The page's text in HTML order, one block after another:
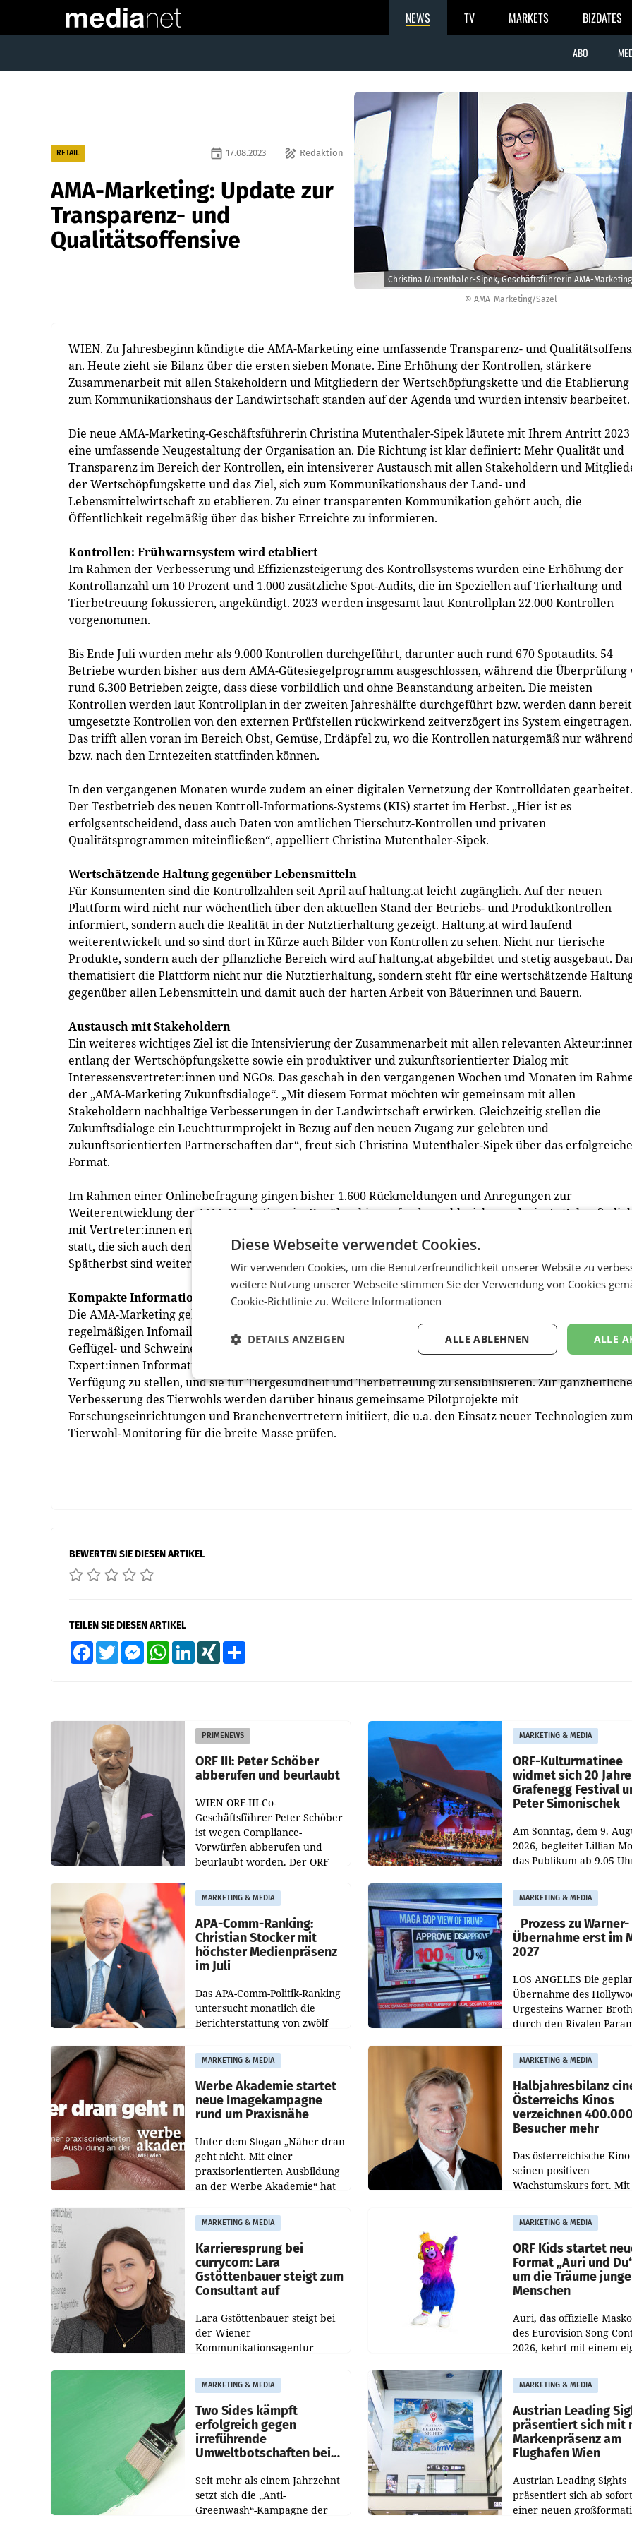
NEWS TV MARKETS BIZDATES
ABO
© AMA-Marketing/Sazel
Christina Mutenthaler-Sipek, Geschäftsführerin AMA-
RETAIL draw Redaktion
event 17.08.2023
AMA-Marketing: Update zur
Transparenz- und
Qualitätsoffensive
WIEN. Zu Jahresbeginn kündigte die AMA-Marketing eine umfassende Transparenz- und
an. Heute zieht sie Bilanz über die ersten sieben Monate. Eine Erhöhung der Kontrollen, stärkere
Zusammenarbeit mit allen Stakeholdern und Mitgliedern der Wertschöpfungskette und die Etablierung
zum Kommunikationshaus der Landwirtschaft standen auf der Agenda und wurden intensiv bearbeitet.
Die neue AMA-Marketing-Geschäftsführerin Christina Mutenthaler-Sipek läutete mit Ihrem Antritt 2023
eine umfassende Neugestaltung der Organisation an. Die Richtung ist klar definiert: Mehr Qualität und
Transparenz im Bereich der Kontrollen, ein intensiverer Austausch mit allen Stakeholdern und
der Wertschöpfungskette und das Ziel, sich zum Kommunikationshaus der Land- und
Lebensmittelwirtschaft zu etablieren. Zu einer transparenten Kommunikation gehört auch, die
Öffentlichkeit regelmäßig über das bisher Erreichte zu informieren.
Kontrollen: Frühwarnsystem wird etabliert
Im Rahmen der Verbesserung und Effizienzsteigerung des Kontrollsystems wurden eine Erhöhung der
Kontrollanzahl um 10 Prozent und 1.000 zusätzliche Spot-Audits, die im Speziellen auf Tierhaltung und
Tierbetreuung fokussieren, angekündigt. 2023 werden insgesamt laut Kontrollplan 22.000 Kontrollen
vorgenommen.
Bis Ende Juli wurden mehr als 9.000 Kontrollen durchgeführt, darunter auch rund 670 Spotaudits. 54
Betriebe wurden bisher aus dem AMA-Gütesiegelprogramm ausgeschlossen, während die Überprüfung
rund 6.300 Betrieben zeigte, dass diese vorbildlich und ohne Beanstandung arbeiten. Die meisten
Kontrollen werden laut Kontrollplan in der zweiten Jahreshälfte durchgeführt bzw. werden dann
umgesetzte Kontrollen von den externen Prüfstellen rückwirkend zeitverzögert ins System eingetragen.
Das trifft allen voran im Bereich Obst, Gemüse, Erdäpfel zu, wo die Kontrollen naturgemäß nur
bzw. nach den Erntezeiten stattfinden können.
In den vergangenen Monaten wurde zudem an einer digitalen Vernetzung der Kontrolldaten gearbeitet.
Der Testbetrieb des neuen Kontroll-Informations-Systems (KIS) startet im Herbst. „Hier ist es
erfolgsentscheidend, dass auch Daten von amtlichen Tierschutz-Kontrollen und privaten
Qualitätsprogrammen miteinfließen“, appelliert Christina Mutenthaler-Sipek.
Wertschätzende Haltung gegenüber Lebensmitteln
Für Konsumenten sind die Kontrollzahlen seit April auf haltung.at leicht zugänglich. Auf der neuen
Plattform wird nicht nur wöchentlich über den aktuellen Stand der Betriebs- und Produktkontrollen
informiert, sondern auch die Realität in der Nutztierhaltung gezeigt. Haltung.at wird laufend
weiterentwickelt und so sind dort in Kürze auch Bilder von Kontrollen zu sehen. Nicht nur tierische
Produkte, sondern auch der pflanzliche Bereich wird auf haltung.at abgebildet und stetig ausgebaut.
thematisiert die Plattform nicht nur die Nutztierhaltung, sondern steht für eine wertschätzende
gegenüber allen Lebensmitteln und damit auch der harten Arbeit von Bäuerinnen und Bauern.
Austausch mit Stakeholdern
Ein weiteres wichtiges Ziel ist die Intensivierung der Zusammenarbeit mit allen relevanten
entlang der Wertschöpfungskette sowie ein produktiver und zukunftsorientierter Dialog mit
Interessensvertreter:innen und NGOs. Das geschah in den vergangenen Wochen und Monaten im
der „AMA-Marketing Zukunftsdialoge“. „Mit diesem Format möchten wir gemeinsam mit allen
Stakeholdern nachhaltige Verbesserungen in der Landwirtschaft erwirken. Gleichzeitig stellen die
Zukunftsdialoge ein Leuchtturmprojekt in Bezug auf den neuen Zugang zur gelebten und
zukunftsorientierten Partnerschaften dar“, freut sich Christina Mutenthaler-Sipek über das erfolgreiche
Format.
Im Rahmen einer Onlinebefragung gingen bisher 1.600 Rückmeldungen und Anregungen zur
Weiterentwicklung der AMA-Marketing ein. Darüber hinaus fanden zahlreiche moderierte
mit Vertreter:innen entlang der Wertschöpfungskette aus den Bereichen Geflügel, Ei, Schwein und Milch
statt, die sich auch den Themen Prävention, Frühwarnsystem und Qualitätssicherung widmeten. Bis in
Spätherbst sind weitere Zukunftsdialoge geplant.
Kompakte Informationen für Gütesiegel-Betriebe
Die AMA-Marketing geht seit heuer auch mit Landwirten noch stärker in den Austausch. Neben
regelmäßigen Infomailings an alle 41.000 AMA-Gütesiegel-Betriebe wurden auch Webinare für die
Geflügel- und Schweinebranche abgehalten. Ziel ist es, den Bäuerinnen und Bauern gemeinsam mit
Expert:innen Informationen über für sie relevante Themen, wie etwa Tiertransporte und Kontrollen, zur
Verfügung zu stellen, und sie für Tiergesundheit und Tierbetreuung zu sensibilisieren. Zur
Verbesserung des Tierwohls werden darüber hinaus gemeinsame Pilotprojekte mit
Forschungseinrichtungen und Branchenvertretern initiiert, die u.a. den Einsatz neuer Technologien
Tierwohl-Monitoring für die breite Masse prüfen.
BEWERTEN SIE DIESEN ARTIKEL
TEILEN SIE DIESEN ARTIKEL
FacebookTwitter MessengerWhatsAppLinkedInXING
PRIMENEWS
ORF III: Peter Schöber
abberufen und beurlaubt
WIEN ORF-III-Co-
Geschäftsführer Peter Schöber
ist wegen Compliance-
Vorwürfen abberufen und
beurlaubt worden. Der ORF
entsprechende
Medienberichte.
MARKETING & MEDIA
ORF-Kulturmatinee
widmet sich 20
Grafenegg Festival
Peter Simonischek
Am Sonntag, dem 9.
2026, begleitet Lillian
das Publikum ab 9.05
„Kulturmatinee“. Die
startet mit der
„20 Jahre Grafenegg
MARKETING & MEDIA
APA-Comm-Ranking:
Christian Stocker mit
höchster Medienpräsenz
im Juli
Das APA-Comm-Politik-Ranking
untersucht monatlich die
Berichterstattung von zwölf
Tageszeitungen und analysiert,
welche Politikerinnen und
Politiker Österreichs die
MARKETING & MEDIA
Prozess zu Warner-
Übernahme erst im
2027
LOS ANGELES Die
Übernahme des
Urgesteins Warner
durch den Rivalen
Schwebe bleiben. Eine
Richterin setzte den
MARKETING & MEDIA
Werbe Akademie startet
neue Imagekampagne
rund um Praxisnähe
Unter dem Slogan „Näher dran
geht nicht. Mit einer
praxisorientierten Ausbildung
an der Werbe Akademie“ hat
WIFI Wien eine neue
Imagekampagne gestartet.
MARKETING & MEDIA
Halbjahresbilanz
Österreichs Kinos
verzeichnen 400.000
Besucher mehr
Das österreichische Kino
seinen positiven
Wachstumskurs fort.
und Besucher höheren
Nettoreichweite im ersten
Halbjahr 2026
MARKETING & MEDIA
Karrieresprung bei
currycom: Lara
Gstöttenbauer steigt zum
Consultant auf
Lara Gstöttenbauer steigt bei
der Wiener
Kommunikationsagentur
partners zum Consultant auf.
Die 27-jährige Beraterin
betreut Kundinnen und
Kunden in den Bereichen
MARKETING & MEDIA
ORF Kids startet
Format „Auri und
um die Träume
Menschen
Auri, das offizielle
des Eurovision Song
2026, kehrt mit einem
zurück. In der neuen
„Auri und Du“ bei ORF
steht
MARKETING & MEDIA
Two Sides kämpft
erfolgreich gegen
irreführende
Umweltbotschaften beim
Seit mehr als einem Jahrzehnt
setzt sich die „Anti-
Greenwash“-Kampagne der
MARKETING & MEDIA
Austrian Leading
präsentiert sich mit
Markenpräsenz am
Flughafen Wien
Austrian Leading Sights
präsentiert sich ab
einer neuen
Diese Webseite verwendet Cookies.
Wir verwenden Cookies, um die Benutzerfreundlichkeit unserer Website zu
weitere Nutzung unserer Webseite stimmen Sie der Verwendung von Cookies
Cookie-Richtlinie zu. Weitere Informationen
ALLE
ALLE ABLEHNEN
DETAILS ANZEIGEN